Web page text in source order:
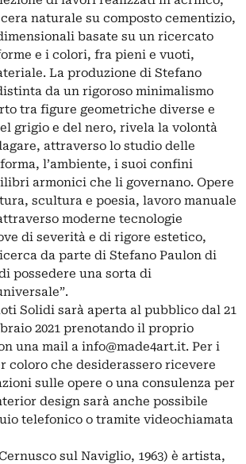
naturale su composto cementizio,
basate su un ricercato
e i colori, fra pieni e vuoti,
La produzione di Stefano
da un rigoroso minimalismo
tra figure geometriche diverse e
grigio e del nero, rivela la volontà
attraverso lo studio delle
l’ambiente, i suoi confini
armonici che li governano. Opere
scultura e poesia, lavoro manuale
moderne tecnologie
di severità e di rigore estetico,
da parte di Stefano Paulon di
possedere una sorta di
Solidi sarà aperta al pubblico dal 21
2021 prenotando il proprio
una mail a info@made4art.it. Per i
coloro che desiderassero ricevere
sulle opere o una consulenza per
design sarà anche possibile
telefonico o tramite videochiamata
sul Naviglio, 1963) è artista,